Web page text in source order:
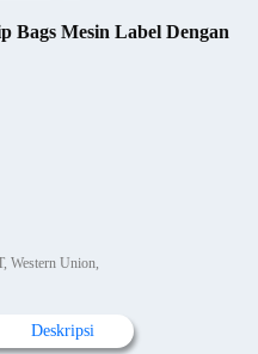
Bags Mesin Label Dengan
Western Union,
Deskripsi